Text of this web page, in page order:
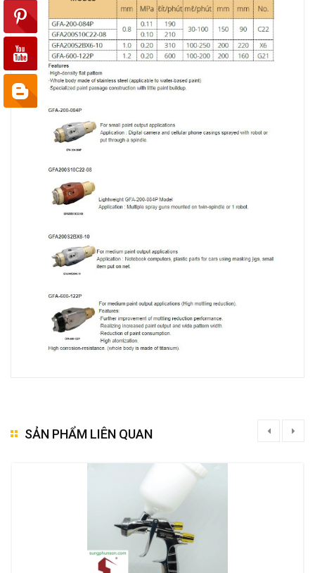
SẢN PHẨM LIÊN QUAN